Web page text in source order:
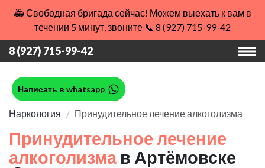
🚑 Свободная бригада сейчас! Можем выехать к вам в
течении 5 минут, звоните 📞 8 (927) 715-99-42
8 (927) 715-99-42
Написать в whatsapp
Наркология Принудительное лечение алкоголизма
Принудительное лечение
алкоголизма в Артёмовске